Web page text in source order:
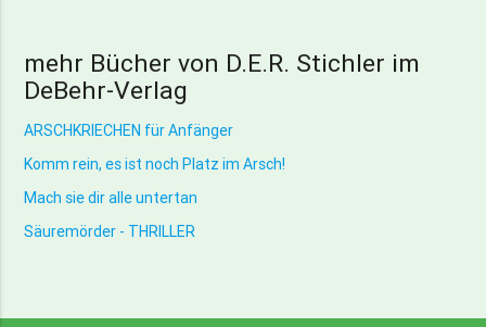
mehr Bücher von D.E.R. Stichler im
DeBehr-Verlag
ARSCHKRIECHEN für Anfänger
Komm rein, es ist noch Platz im Arsch!
Mach sie dir alle untertan
Säuremörder - THRILLER